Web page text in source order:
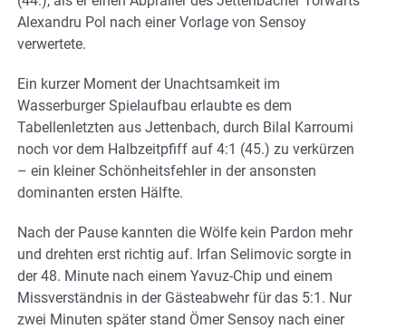
Alexandru Pol nach einer Vorlage von Sensoy
verwertete.
Ein kurzer Moment der Unachtsamkeit im
Wasserburger Spielaufbau erlaubte es dem
Tabellenletzten aus Jettenbach, durch Bilal Karroumi
noch vor dem Halbzeitpfiff auf 4:1 (45.) zu verkürzen
– ein kleiner Schönheitsfehler in der ansonsten
dominanten ersten Hälfte.
Nach der Pause kannten die Wölfe kein Pardon mehr
und drehten erst richtig auf. Irfan Selimovic sorgte in
der 48. Minute nach einem Yavuz-Chip und einem
Missverständnis in der Gästeabwehr für das 5:1. Nur
zwei Minuten später stand Ömer Sensoy nach einer